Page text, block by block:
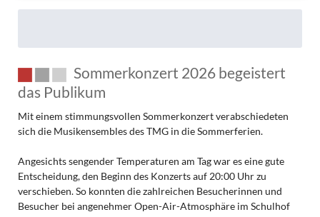
Sommerkonzert 2026 begeistert
das Publikum
Mit einem stimmungsvollen Sommerkonzert verabschiedeten
sich die Musikensembles des TMG in die Sommerferien.
Angesichts sengender Temperaturen am Tag war es eine gute
Entscheidung, den Beginn des Konzerts auf 20:00 Uhr zu
verschieben. So konnten die zahlreichen Besucherinnen und
Besucher bei angenehmer Open-Air-Atmosphäre im Schulhof